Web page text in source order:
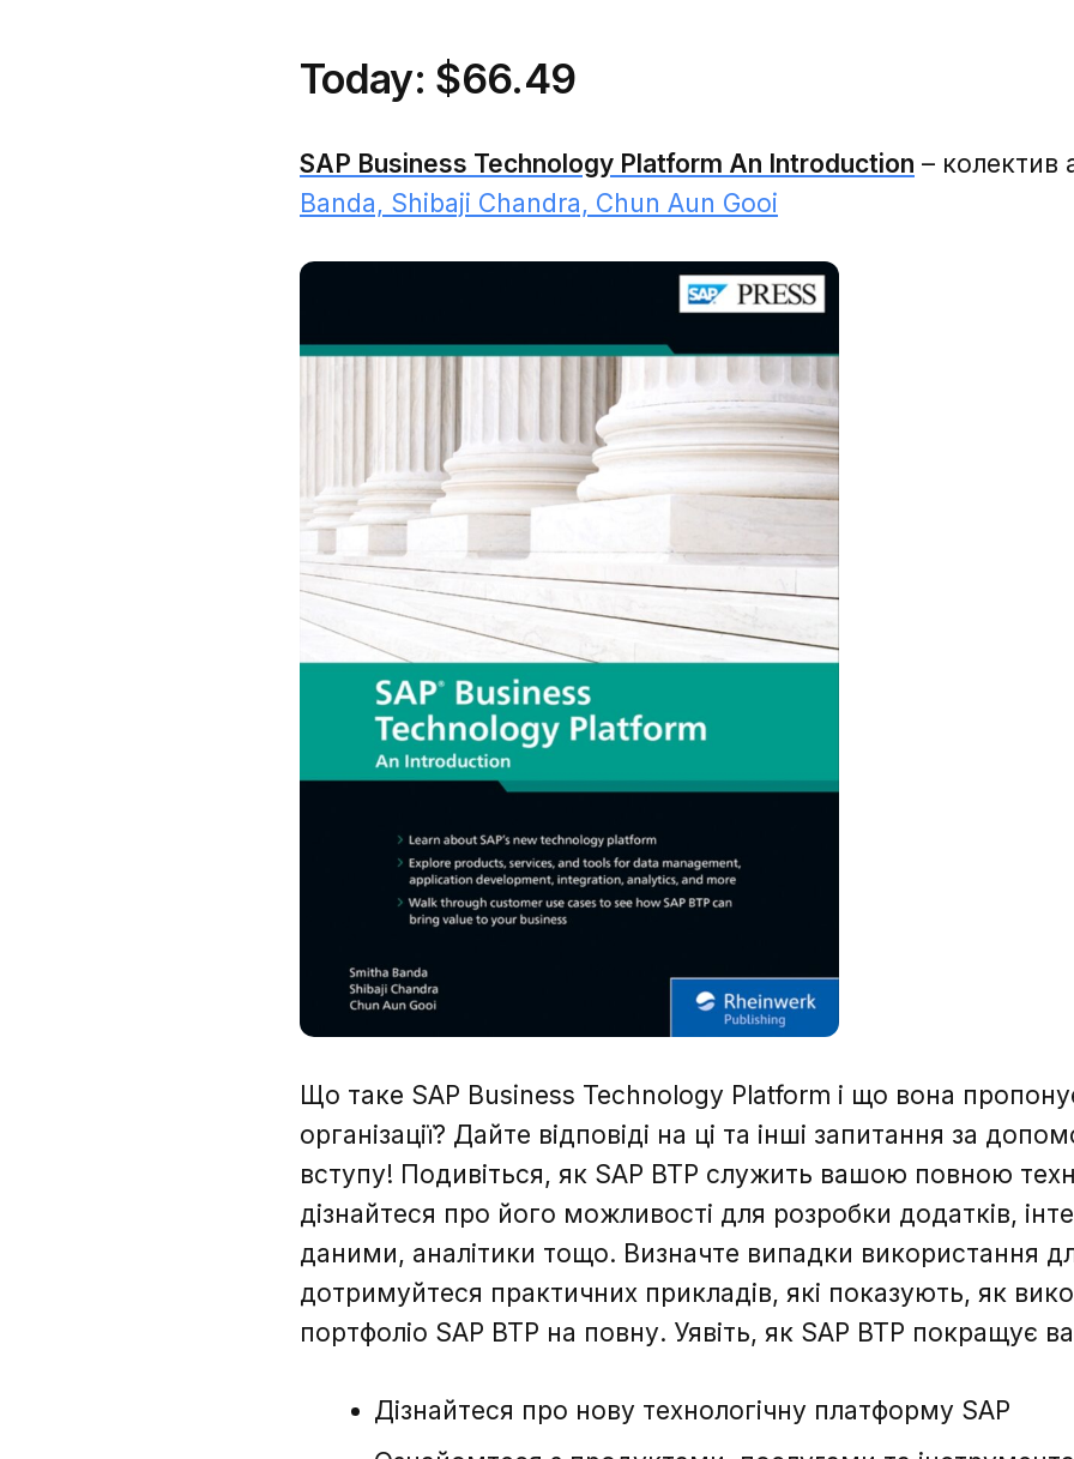
Today: $66.49
SAP Business Technology Platform An Introduction – колектив
Banda, Shibaji Chandra, Chun Aun Gooi
Що таке SAP Business Technology Platform і що вона
організації? Дайте відповіді на ці та інші запитання за
вступу! Подивіться, як SAP BTP служить вашою повною
дізнайтеся про його можливості для розробки додатків,
даними, аналітики тощо. Визначте випадки використання
дотримуйтеся практичних прикладів, які показують, як
портфоліо SAP BTP на повну. Уявіть, як SAP BTP покращує
Дізнайтеся про нову технологічну платформу SAP